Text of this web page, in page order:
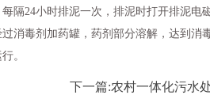
隔24小时排泥一次，排泥时打开排泥电
消毒剂加药罐，药剂部分溶解，达到消
。
下一篇:农村一体化污水